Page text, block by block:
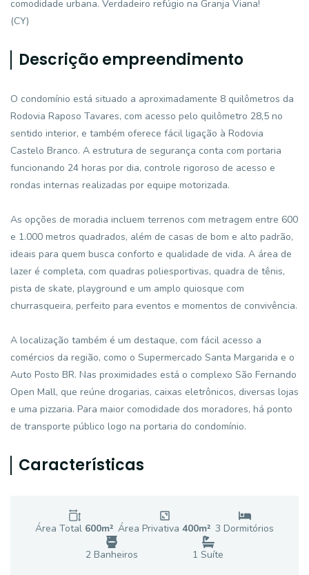
comodidade urbana. Verdadeiro refúgio na Granja Viana!
(CY)
Descrição empreendimento
O condomínio está situado a aproximadamente 8 quilômetros da
Rodovia Raposo Tavares, com acesso pelo quilômetro 28,5 no
sentido interior, e também oferece fácil ligação à Rodovia
Castelo Branco. A estrutura de segurança conta com portaria
funcionando 24 horas por dia, controle rigoroso de acesso e
rondas internas realizadas por equipe motorizada.
As opções de moradia incluem terrenos com metragem entre 600
e 1.000 metros quadrados, além de casas de bom e alto padrão,
ideais para quem busca conforto e qualidade de vida. A área de
lazer é completa, com quadras poliesportivas, quadra de tênis,
pista de skate, playground e um amplo quiosque com
churrasqueira, perfeito para eventos e momentos de convivência.
A localização também é um destaque, com fácil acesso a
comércios da região, como o Supermercado Santa Margarida e o
Auto Posto BR. Nas proximidades está o complexo São Fernando
Open Mall, que reúne drogarias, caixas eletrônicos, diversas lojas
e uma pizzaria. Para maior comodidade dos moradores, há ponto
de transporte público logo na portaria do condomínio.
Características
Área Total 600m² Área Privativa 400m² 3 Dormitórios
2 Banheiros 1 Suíte